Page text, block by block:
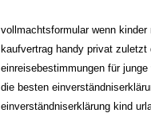
vollmachtsformular wenn
kaufvertrag handy privat
einreisebestimmungen für
die besten
einverständniserklärung kind